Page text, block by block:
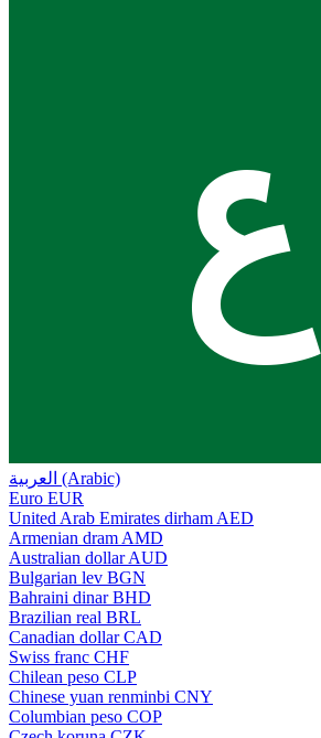
ع
العربية (Arabic)
Euro EUR
United Arab Emirates dirham AED
Armenian dram AMD
Australian dollar AUD
Bulgarian lev BGN
Bahraini dinar BHD
Brazilian real BRL
Canadian dollar CAD
Swiss franc CHF
Chilean peso CLP
Chinese yuan renminbi CNY
Columbian peso COP